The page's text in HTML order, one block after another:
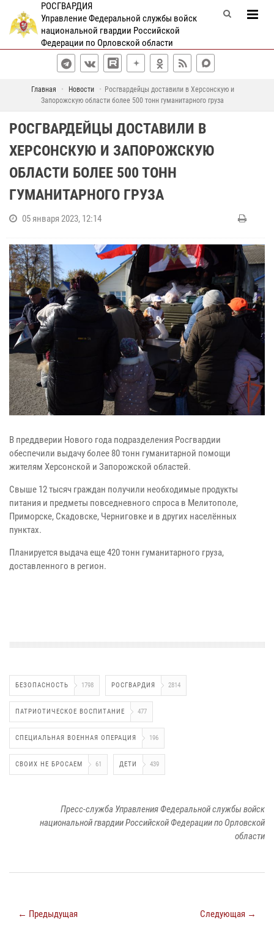
РОСГВАРДИЯ
Управление Федеральной службы войск
национальной гвардии Российской
Федерации по Орловской области
Главная Новости
Росгвардейцы доставили в Херсонскую и
Запорожскую области более 500 тонн гуманитарного груза
РОСГВАРДЕЙЦЫ ДОСТАВИЛИ В
ХЕРСОНСКУЮ И ЗАПОРОЖСКУЮ
ОБЛАСТИ БОЛЕЕ 500 ТОНН
ГУМАНИТАРНОГО ГРУЗА
05 января 2023, 12:14
В преддверии Нового года подразделения Росгвардии
обеспечили выдачу более 80 тонн гуманитарной помощи
жителям Херсонской и Запорожской областей.
Свыше 12 тысяч граждан получили необходимые продукты
питания и предметы повседневного спроса в Мелитополе,
Приморске, Скадовске, Черниговке и в других населённых
пунктах.
Планируется выдача еще 420 тонн гуманитарного груза,
доставленного в регион.
БЕЗОПАСНОСТЬ 1798 РОСГВАРДИЯ 2814
ПАТРИОТИЧЕСКОЕ ВОСПИТАНИЕ 477
СПЕЦИАЛЬНАЯ ВОЕННАЯ ОПЕРАЦИЯ 196
СВОИХ НЕ БРОСАЕМ 61 ДЕТИ 439
Пресс-служба Управления Федеральной службы войск
национальной гвардии Российской Федерации по Орловской
области
← Предыдущая Следующая →